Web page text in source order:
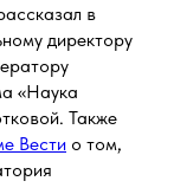
в
директору
«Наука
Также
Вести о том,